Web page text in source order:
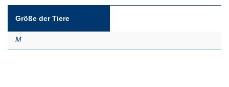
Größe der Tiere
M